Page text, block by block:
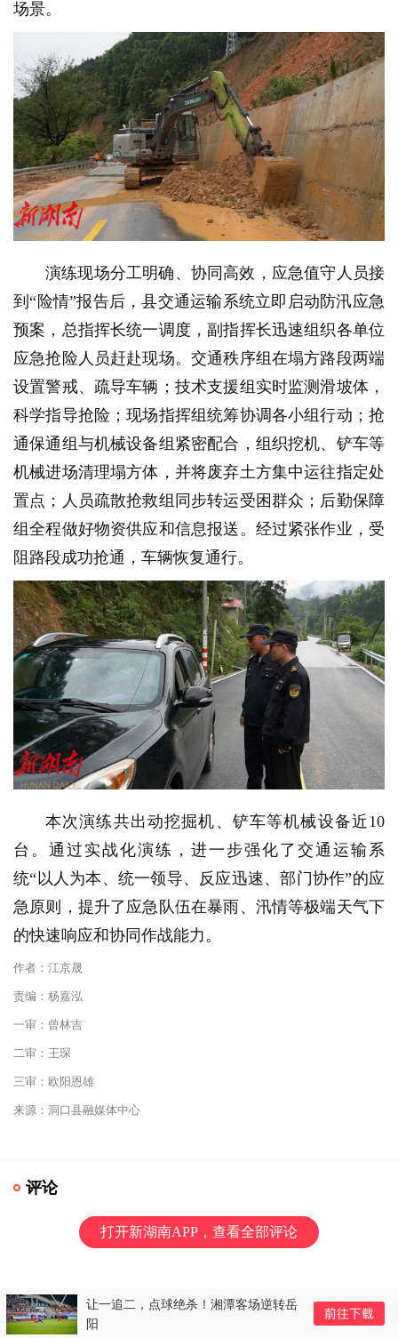
场景。
演练现场分工明确、协同高效，应急值守人员接
到“险情”报告后，县交通运输系统立即启动防汛应急
预案，总指挥长统一调度，副指挥长迅速组织各单位
应急抢险人员赶赴现场。交通秩序组在塌方路段两端
设置警戒、疏导车辆；技术支援组实时监测滑坡体，
科学指导抢险；现场指挥组统筹协调各小组行动；抢
通保通组与机械设备组紧密配合，组织挖机、铲车等
机械进场清理塌方体，并将废弃土方集中运往指定处
置点；人员疏散抢救组同步转运受困群众；后勤保障
组全程做好物资供应和信息报送。经过紧张作业，受
阻路段成功抢通，车辆恢复通行。
本次演练共出动挖掘机、铲车等机械设备近10
台。通过实战化演练，进一步强化了交通运输系
统“以人为本、统一领导、反应迅速、部门协作”的应
急原则，提升了应急队伍在暴雨、汛情等极端天气下
的快速响应和协同作战能力。
作者：江京晟
责编：杨嘉泓
一审：曾林吉
二审：王琛
三审：欧阳恩雄
来源：洞口县融媒体中心
评论
打开新湖南APP，查看全部评论
让一追二，点球绝杀！湘潭客场逆转岳
阳